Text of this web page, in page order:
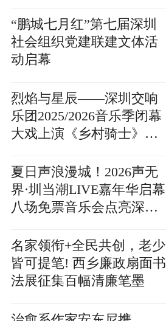
“鹏城七月红”第七届深圳
社会组织党建联建文体活
动启幕
烈焰与星辰——深圳交响
乐团2025/2026音乐季闭幕
大戏上演《乡村骑士》
夏日声浪漫城！2026声无
界·圳当潮LIVE嘉年华启幕
八场免票音乐会点亮深圳
名家领衔+全民共创，老少
皆可提笔! 西乡廉政扇面书
法展征集百幅清廉笔墨